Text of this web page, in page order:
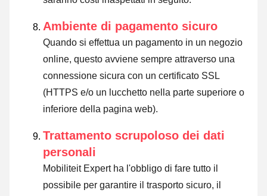
Ambiente di pagamento sicuro
Quando si effettua un pagamento in un negozio
online, questo avviene sempre attraverso una
connessione sicura con un certificato SSL
(HTTPS e/o un lucchetto nella parte superiore o
inferiore della pagina web).
Trattamento scrupoloso dei dati
personali
Mobiliteit Expert ha l'obbligo di fare tutto il
possibile per garantire il trasporto sicuro, il